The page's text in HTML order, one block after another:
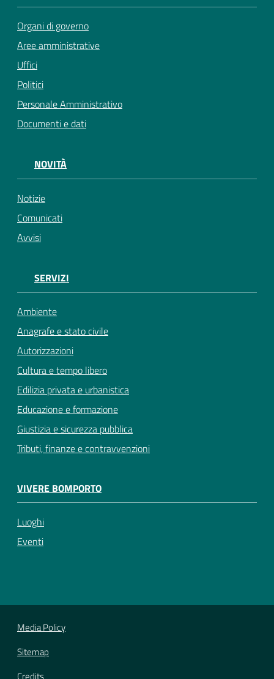
Organi di governo
Aree amministrative
Uffici
Politici
Personale Amministrativo
Documenti e dati
NOVITÀ
Notizie
Comunicati
Avvisi
SERVIZI
Ambiente
Anagrafe e stato civile
Autorizzazioni
Cultura e tempo libero
Edilizia privata e urbanistica
Educazione e formazione
Giustizia e sicurezza pubblica
Tributi, finanze e contravvenzioni
VIVERE BOMPORTO
Luoghi
Eventi
Media Policy
Sitemap
Credits